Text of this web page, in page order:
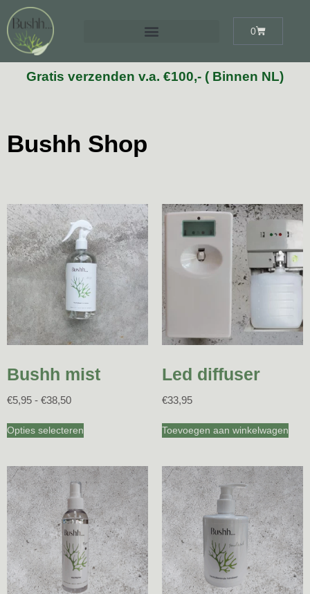
0
Gratis verzenden v.a. €100,- ( Binnen NL)
Bushh Shop
Bushh mist
€5,95 - €38,50
Opties selecteren
Led diffuser
€33,95
Toevoegen aan winkelwagen